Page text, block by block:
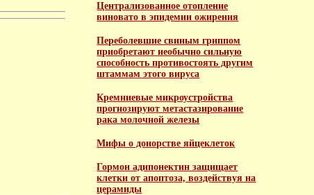
Централизованное отопление
виновато в эпидемии ожирения
Переболевшие свиным гриппом
приобретают необычно сильную
способность противостоять другим
штаммам этого вируса
Кремниевые микроустройства
прогнозируют метастазирование
рака молочной железы
Мифы о донорстве яйцеклеток
Гормон адипонектин защищает
клетки от апоптоза, воздействуя на
церамиды